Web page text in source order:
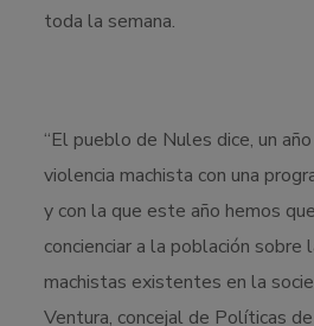
toda la semana.
“El pueblo de Nules dice, un
violencia machista con una
y con la que este año hemos
concienciar a la población sobre
machistas existentes en la
Ventura, concejal de Políticas